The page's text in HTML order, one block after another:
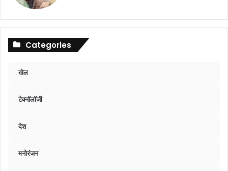
Categories
खेल
टेक्नॉलॉजी
देश
मनोरंजन